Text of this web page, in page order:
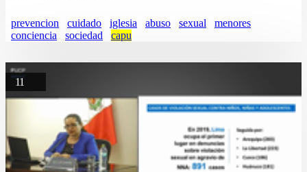
prevencion cuidado iglesia abuso sexual
menores
conciencia
sociedad capu
11